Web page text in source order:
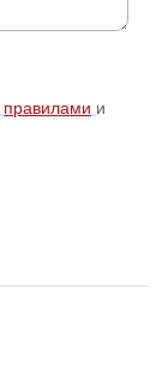
правилами и